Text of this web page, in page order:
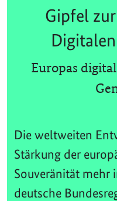
Gipfel
Europas
Die weltweiten
Stärkung der
Souveränität mehr
deutsche